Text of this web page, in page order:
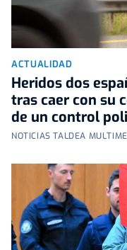
ACTUALIDAD
Heridos dos
tras caer con su
de un control
NOTICIAS TALDEA